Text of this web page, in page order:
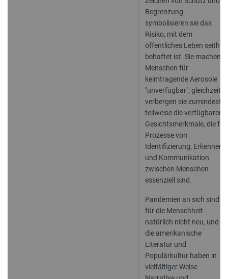
Begrenzung
symbolisieren sie das
Risiko, mit dem
öffentliches Leben seither
behaftet ist. Sie machen
Menschen für
keimtragende Aerosole
"unverfügbar"; gleichzeitig
verbergen sie zumindest
teilweise die verfügbaren
Gesichtsmerkmale, die für
Prozesse von
Identifizierung, Erkennen
und Kommunikation
zwischen Menschen
essenziell sind.
Pandemien an sich sind
für die Menschheit
natürlich nicht neu, und
die amerikanische
Literatur und
Populärkultur haben in
vielfältiger Weise